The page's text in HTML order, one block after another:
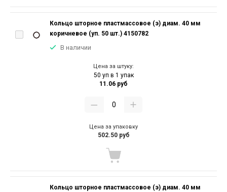
Кольцо шторное пластмассовое (э) диам. 40 мм
коричневое (уп. 50 шт.) 4150782
В наличии
Цена за штуку:
50 уп в 1 упак
11.06 руб
Цена за упаковку
502.50 руб
Кольцо шторное пластмассовое (э) диам. 40 мм